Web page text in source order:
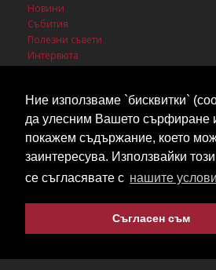
Ние използваме `бисквитки`
да улесним Вашето сърфиране
покажем съдържание, което
заинтересува. Използвайки
се съгласявате с нашите
Съгласен съм
Новини
Събития
Полезни съвети
Интервюта
София 1142, бул. Васил Левски 3, ет.
Бургас 8000, ул. Вардар 26, ет. 1, офис 2,
419